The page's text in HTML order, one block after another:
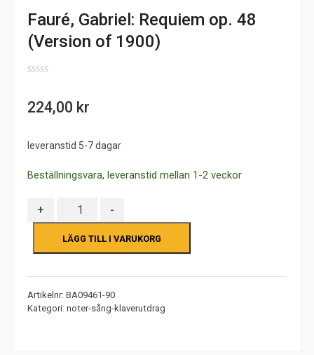
Fauré, Gabriel: Requiem op. 48
(Version of 1900)
of
224,00 kr
leveranstid 5-7 dagar
Beställningsvara, leveranstid mellan 1-2 veckor
+ Antal -
LÄGG TILL I VARUKORG
Artikelnr: BA09461-90
Kategori: noter-sång-klaverutdrag